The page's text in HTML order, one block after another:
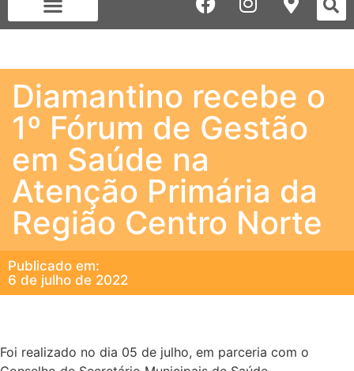
Diamantino recebe o
1º Fórum de Gestão
em Saúde na
Atenção Primária da
Região Centro Norte
Publicado em:
6 de julho de 2022
Foi realizado no dia 05 de julho, em parceria com o